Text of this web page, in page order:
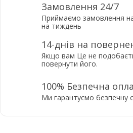
Замовлення 24/7
Приймаємо замовлення на
на тиждень
14-днів на
Якщо вам Це не
повернути його.
100% Безпечна
Ми гарантуємо безпечну